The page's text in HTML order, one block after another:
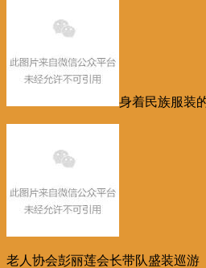
身着民族服装
老人协会彭丽莲会长带队盛装巡游